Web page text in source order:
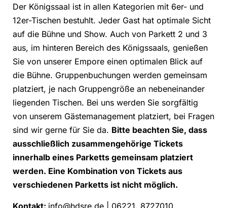
Der Königssaal ist in allen Kategorien mit 6er- und
12er-Tischen bestuhlt. Jeder Gast hat optimale Sicht
auf die Bühne und Show. Auch von Parkett 2 und 3
aus, im hinteren Bereich des Königssaals, genießen
Sie von unserer Empore einen optimalen Blick auf
die Bühne. Gruppenbuchungen werden gemeinsam
platziert, je nach Gruppengröße an nebeneinander
liegenden Tischen. Bei uns werden Sie sorgfältig
von unserem Gästemanagement platziert, bei Fragen
sind wir gerne für Sie da. Bitte beachten Sie, dass
ausschließlich zusammengehörige Tickets
innerhalb eines Parketts gemeinsam platziert
werden. Eine Kombination von Tickets aus
verschiedenen Parketts ist nicht möglich.
Kontakt: info@hdsre.de | 06221. 8727010